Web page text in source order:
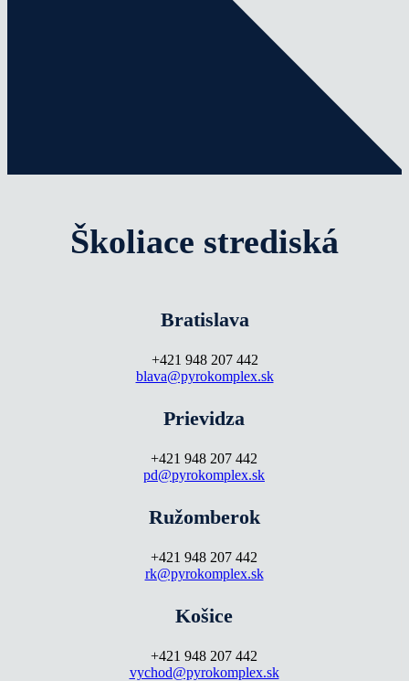
Školiace strediská
Bratislava
+421 948 207 442
blava@pyrokomplex.sk
Prievidza
+421 948 207 442
pd@pyrokomplex.sk
Ružomberok
+421 948 207 442
rk@pyrokomplex.sk
Košice
+421 948 207 442
vychod@pyrokomplex.sk